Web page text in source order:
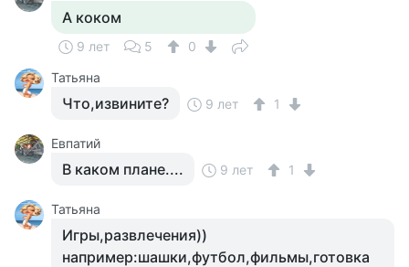
А коком
9 лет 5
0
Татьяна
Что,извините? 9 лет 1
Евпатий
В каком плане.... 9 лет 1
Татьяна
Игры,развлечения))
например:шашки,футбол,фильмы,готовка